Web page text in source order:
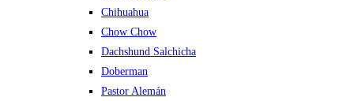
Chihuahua
Chow Chow
Dachshund Salchicha
Doberman
Pastor Alemán